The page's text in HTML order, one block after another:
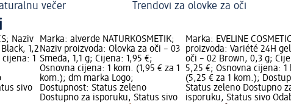
večer Trendovi za olovke za oči
Naziv
1,2
1
sivo
Marka: alverde NATURKOSMETIK;
Naziv proizvoda: Olovka za oči – 03
Smeđa, 1,1 g; Cijena: 1,95 €;
Osnovna cijena: 1 kom. (1,95 € za 1
kom.); dm marka Logo;
Dostupnost: Status zeleno
Dostupno za isporuku, Status sivo
Marka: EVELINE
proizvoda: Variété 24H
oči – 02 Brown, 0,3 g;
5,25 €; Osnovna cijena: 1
(5,25 € za 1 kom.);
Status zeleno Dostupno
isporuku, Status sivo